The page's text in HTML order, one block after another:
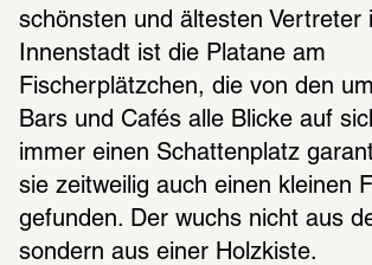
schönsten und ältesten Vertreter
Innenstadt ist die Platane am
Fischerplätzchen, die von den
Bars und Cafés alle Blicke auf
immer einen Schattenplatz
sie zeitweilig auch einen kleinen
gefunden. Der wuchs nicht aus
sondern aus einer Holzkiste.